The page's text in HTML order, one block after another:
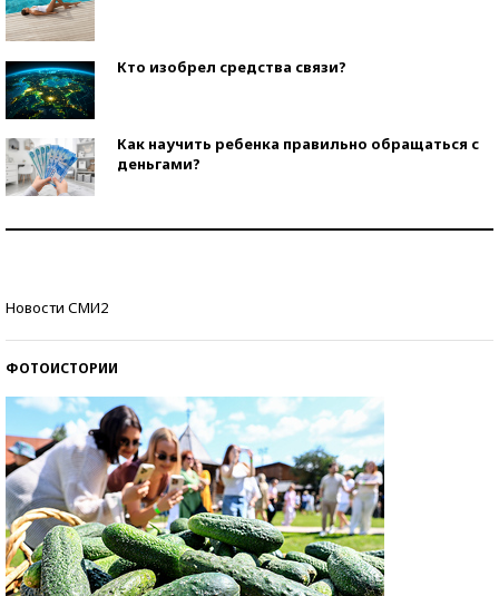
Кто изобрел средства связи?
Как научить ребенка правильно обращаться с
деньгами?
Новости СМИ2
ФОТОИСТОРИИ